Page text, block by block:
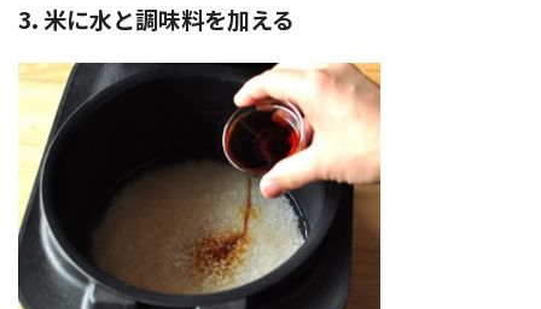
3. 米に水と調味料を加える